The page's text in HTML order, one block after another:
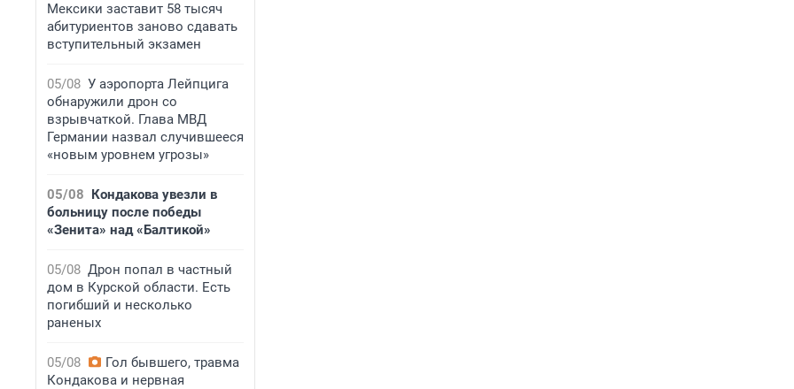
Мексики заставит 58 тысяч
абитуриентов заново сдавать
вступительный экзамен
05/08 У аэропорта Лейпцига
обнаружили дрон со
взрывчаткой. Глава МВД
Германии назвал случившееся
«новым уровнем угрозы»
05/08 Кондакова увезли в
больницу после победы
«Зенита» над «Балтикой»
05/08 Дрон попал в частный
дом в Курской области. Есть
погибший и несколько
раненых
05/08
Гол бывшего, травма
Кондакова и нервная